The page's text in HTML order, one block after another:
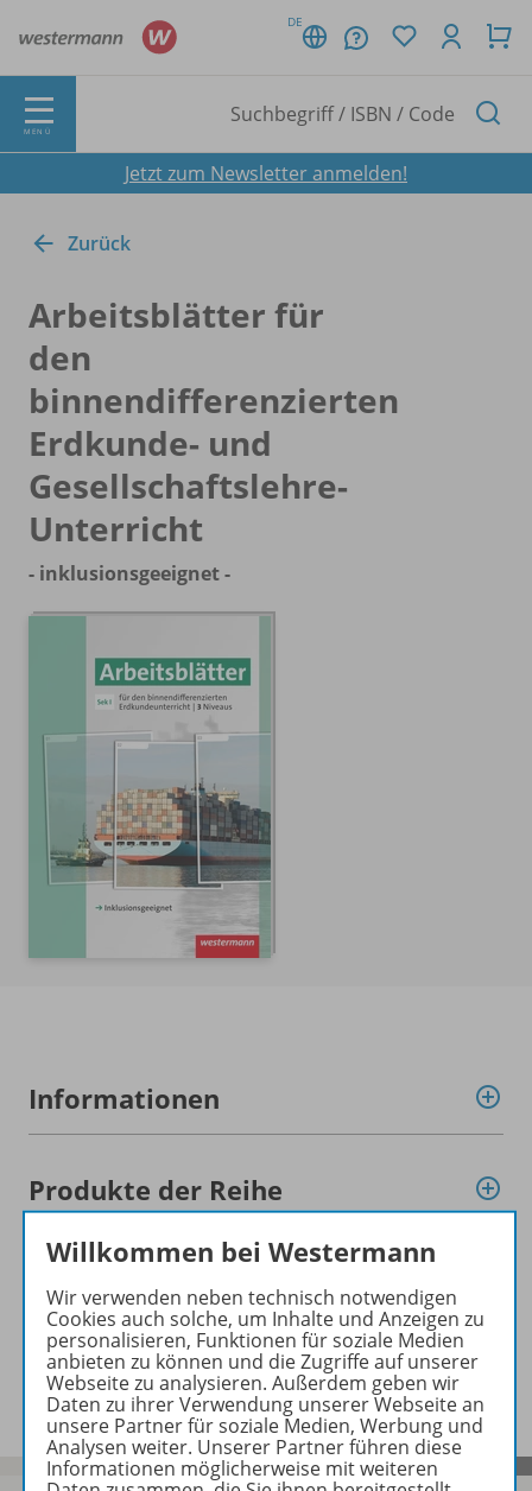
DE
MENÜ
Jetzt zum Newsletter anmelden!
Zurück
Arbeitsblätter für
den
binnendifferenzierten
Erdkunde- und
Gesellschaftslehre-
Unterricht
- inklusionsgeeignet -
Informationen
Produkte der Reihe
Benachrichtigungs-Service
Willkommen bei Westermann
Wir verwenden neben technisch notwendigen
Cookies auch solche, um Inhalte und Anzeigen zu
personalisieren, Funktionen für soziale Medien
anbieten zu können und die Zugriffe auf unserer
Webseite zu analysieren. Außerdem geben wir
Daten zu ihrer Verwendung unserer Webseite an
unsere Partner für soziale Medien, Werbung und
Analysen weiter. Unserer Partner führen diese
Informationen möglicherweise mit weiteren